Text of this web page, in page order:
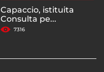
Capaccio, istituita
Consulta pe...
7316